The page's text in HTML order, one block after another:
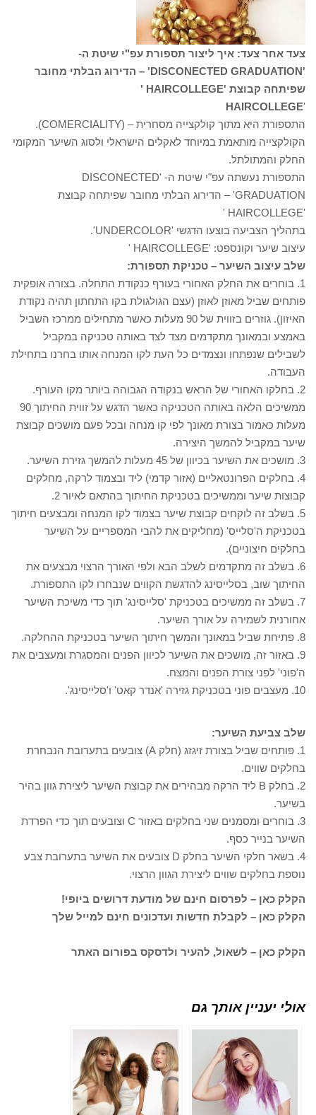
צעד אחר צעד: איך ליצור תספורת עפ"י שיטת ה-
'DISCONECTED GRADUATION' – הדירוג הבלתי מחובר
שפיתחה קבוצת 'HAIRCOLLEGE '
'
HAIRCOLLEGE
התספורת היא מתוך קולקצייה מסחרית – (COMERCIALITY).
הקולקצייה מותאמת במיוחד לאקלים הישראלי ולסוג השיער המקומי
החלק והמתולתל.
התספורת נעשתה עפ"י שיטת ה- 'DISCONECTED
GRADUATION' – הדירוג הבלתי מחובר שפיתחה קבוצת
'HAIRCOLLEGE '
בתהליך הצביעה בוצעו הדגשי 'UNDERCOLOR'.
עיצוב שיער וקונספט: 'HAIRCOLLEGE '
שלב עיצוב השיער – טכניקת תספורת:
1. בוחרים את החלק האחורי בעורף כנקודת התחלה. בצורה אופקית
פותחים שביל מאוזן לאוזן (עצם הגולגולת בקו התחתון תהיה נקודת
האיזון). גוזרים בזווית של 90 מעלות כאשר מתחילים ממרכז השביל
באמצע ובמאונך מתקדמים מצד לצד באותה טכניקה במקביל
לשבילים שנפתחו ונצמדים כל העת לקו המנחה אותו בחרנו בתחילת
העבודה.
2. בחלקו האחורי של הראש בנקודה הגבוהה ביותר מקו העורף.
ממשיכים הלאה באותה הטכניקה כאשר הדגש על זווית החיתוך 90
מעלות כאמור בצורת מאונך לפי קו מנחה ובכל פעם מושכים קבוצת
שיער במקביל להמשך היצירה.
3. מושכים את השיער בכיוון של 45 מעלות להמשך גזירת השיער.
4. בחלקים הפרונטאליים (אזור קדמי) ליד ובצמוד לרקה, מחלקים
קבוצות שיער וממשיכים בטכניקת החיתוך בהתאם לאיור 2.
5. בשלב זה לוקחים קבוצת שיער בצמוד לקו המנחה ומבצעים חיתוך
בטכניקת ה'סלייס' (מחליקים את להבי המספריים על השיער
בחלקים חיצוניים).
6. בשלב זה מתקדמים לשלב הבא ולפי האורך הרצוי מבצעים את
החיתוך שוב, בסלייסינג להדגשת הקווים שנבחרו לקו התספורת.
7. בשלב זה ממשיכים בטכניקת 'סלייסינג' תוך כדי משיכת השיער
אחורנית לשמירה על אורך השיער.
8. פתיחת שביל במאונך והמשך חיתוך השיער בטכניקת ההחלקה.
9. באזור זה, מושכים את השיער לכיוון הפנים והמסגרת ומעצבים את
ה'פוני' לפני צורת הפנים והמצח.
10. מעצבים פוני בטכניקת גזירה 'אנדר קאט' ו'סלייסינג'.
שלב צביעת השיער:
1. פותחים שביל בצורת זיגזג (חלק A) צובעים בתערובת הנבחרת
בחלקים שווים.
2. בחלק B ליד הרקה מבהירים את קבוצת השיער ליצירת גוון בהיר
בשיער.
3. בוחרים ומסמנים שני בחלקים באזור C וצובעים תוך כדי הפרדת
השיער בנייר כסף.
4. בשאר חלקי השיער בחלק D צובעים את השיער בתערובת צבע
נוספת בחלקים שווים ליצירת הגוון הרצוי.
הקלק כאן – לפרסום חינם של מודעת דרושים ביופי!
הקלק כאן – לקבלת חדשות ועדכונים חינם למייל שלך
הקלק כאן – לשאול, להעיר ולדסקס בפורום האתר
אולי יעניין אותך גם